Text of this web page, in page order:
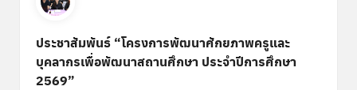
ประชาสัมพันธ์ “โครงการพัฒนาศักยภาพครูและ
บุคลากรเพื่อพัฒนาสถานศึกษา ประจำปีการศึกษา
2569”